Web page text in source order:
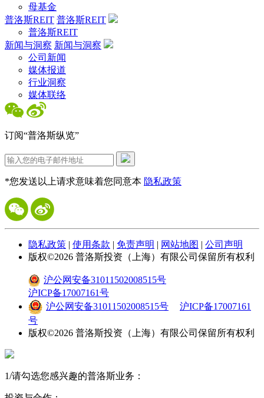
母基金
普洛斯REIT 普洛斯REIT
普洛斯REIT
新闻与洞察 新闻与洞察
公司新闻
媒体报道
行业洞察
媒体联络
订阅“普洛斯纵览”
*您发送以上请求意味着您同意本 隐私政策
隐私政策 | 使用条款 | 免责声明 | 网站地图 | 公司声明
版权©2026 普洛斯投资（上海）有限公司保留所有权利
沪公网安备31011502008515号
沪ICP备17007161号
沪公网安备31011502008515号
沪ICP备17007161
号
版权©2026 普洛斯投资（上海）有限公司保留所有权利
1/请勾选您感兴趣的普洛斯业务：